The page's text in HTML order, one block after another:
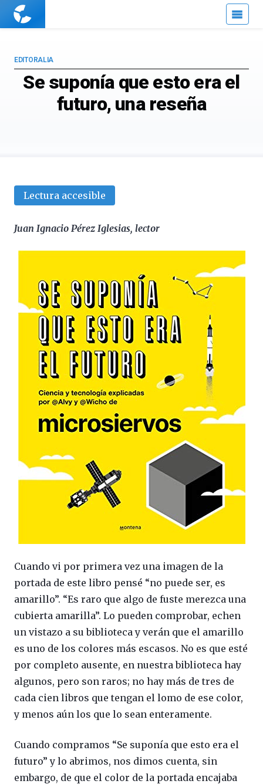
Cuaderno
Se suponía que esto era el
futuro, una reseña
EDITORALIA
Lectura accesible
Juan Ignacio Pérez Iglesias, lector
Cuando vi por primera vez una imagen de la
portada de este libro pensé “no puede ser, es
amarillo”. “Es raro que algo de fuste merezca una
cubierta amarilla”. Lo pueden comprobar, echen
un vistazo a su biblioteca y verán que el amarillo
es uno de los colores más escasos. No es que esté
por completo ausente, en nuestra biblioteca hay
algunos, pero son raros; no hay más de tres de
cada cien libros que tengan el lomo de ese color,
y menos aún los que lo sean enteramente.
Cuando compramos “Se suponía que esto era el
futuro” y lo abrimos, nos dimos cuenta, sin
embargo, de que el color de la portada encajaba